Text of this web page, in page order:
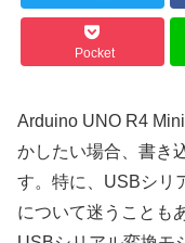
Pocket
Arduino UNO R4
かしたい場合、書き
す。特に、USBシリ
について迷うことも